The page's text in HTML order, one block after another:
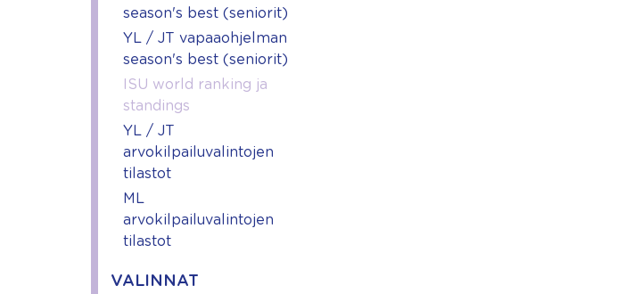
season's best (seniorit)
YL / JT vapaaohjelman
season's best (seniorit)
ISU world ranking ja
standings
YL / JT
arvokilpailuvalintojen
tilastot
ML
arvokilpailuvalintojen
tilastot
VALINNAT